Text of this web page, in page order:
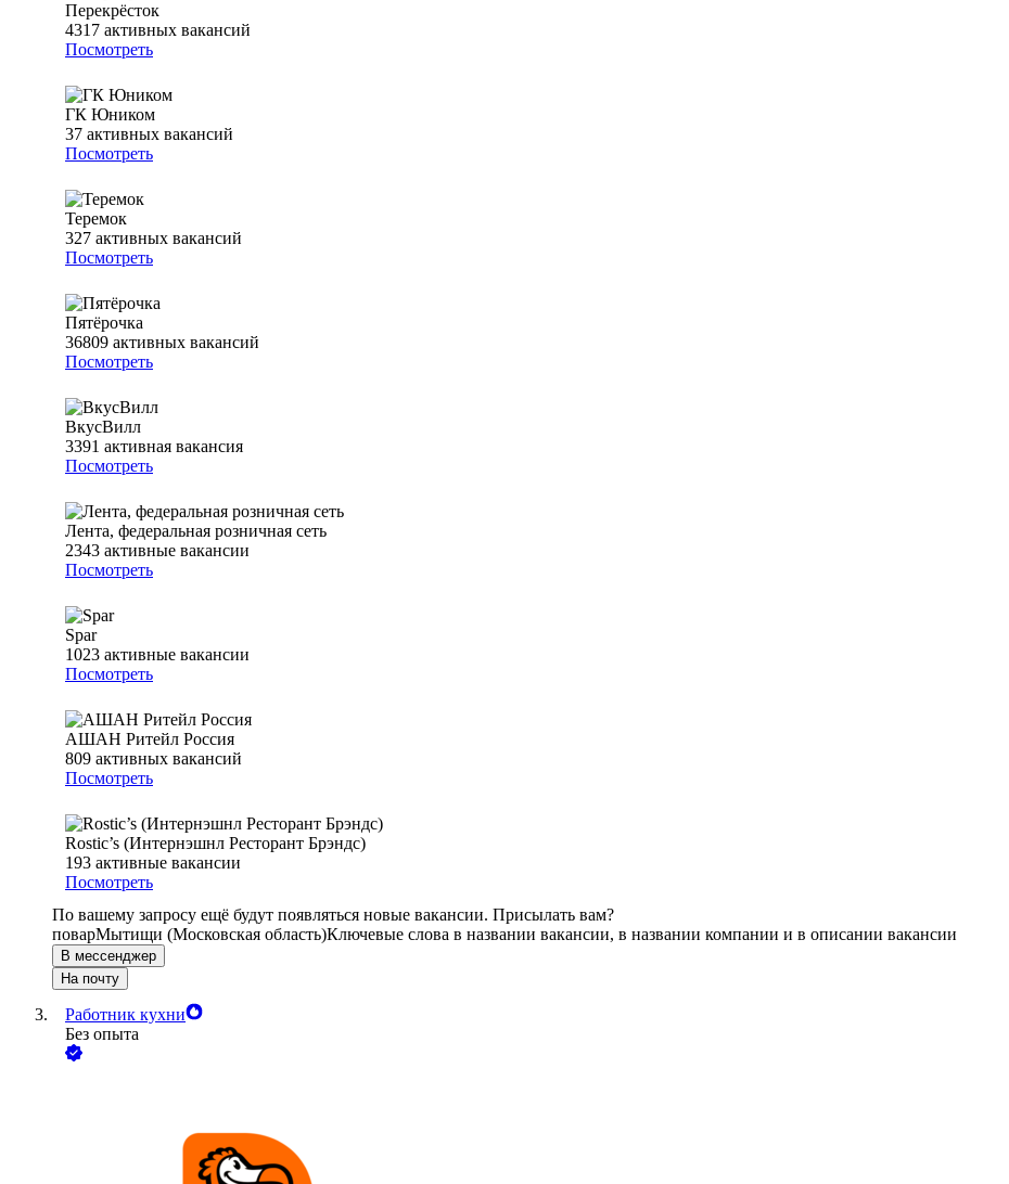
Перекрёсток
4317 активных вакансий
Посмотреть
ГК Юником
37 активных вакансий
Посмотреть
Теремок
327 активных вакансий
Посмотреть
Пятёрочка
36809 активных вакансий
Посмотреть
ВкусВилл
3391 активная вакансия
Посмотреть
Лента, федеральная розничная сеть
2343 активные вакансии
Посмотреть
Spar
1023 активные вакансии
Посмотреть
АШАН Ритейл Россия
809 активных вакансий
Посмотреть
Rostic’s (Интернэшнл Ресторант Брэндс)
193 активные вакансии
Посмотреть
По вашему запросу ещё будут появляться новые вакансии. Присылать вам?
поварМытищи (Московская область)Ключевые слова в названии вакансии, в названии компании и в описании вакансии
В мессенджер
На почту
Работник кухни
Без опыта